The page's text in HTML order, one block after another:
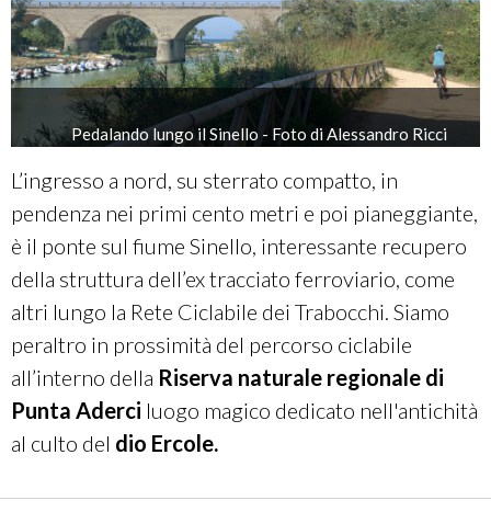
Pedalando lungo il Sinello - Foto di Alessandro Ricci
L’ingresso a nord, su sterrato compatto, in
pendenza nei primi cento metri e poi pianeggiante,
è il ponte sul fiume Sinello, interessante recupero
della struttura dell’ex tracciato ferroviario, come
altri lungo la Rete Ciclabile dei Trabocchi. Siamo
peraltro in prossimità del percorso ciclabile
all’interno della Riserva naturale regionale di
Punta Aderci luogo magico dedicato nell'antichità
al culto del dio Ercole.